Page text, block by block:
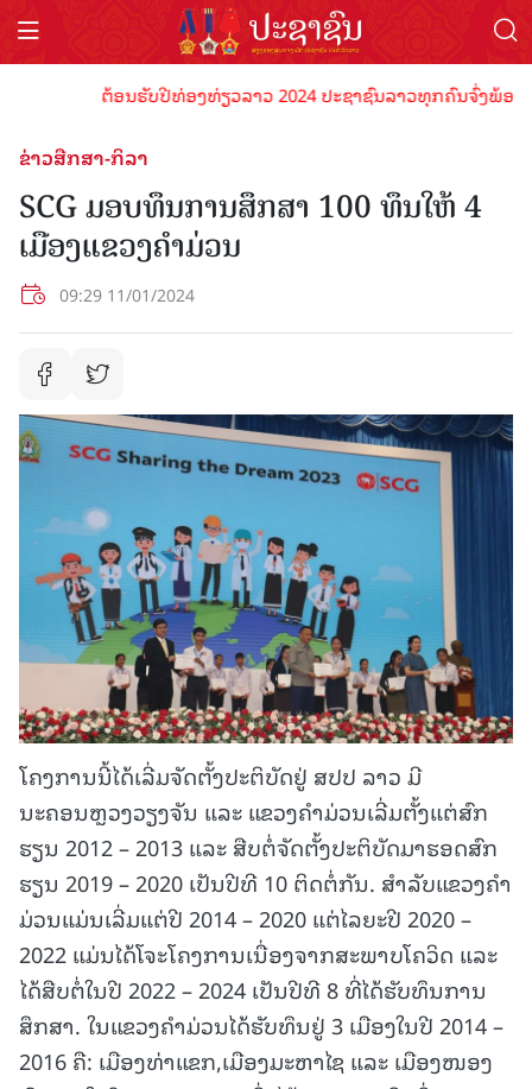
ຕ້ອນຮັບປີທ່ອງທ່ຽວລາວ 2024 ປະຊາຊົນລາວທຸກຄົນຈົ່ງພ້ອມເ
ຂ່າວສືກສາ-ກິລາ
SCG ມອບທຶນການສຶກສາ 100 ທຶນໃຫ້ 4
ເມືອງແຂວງຄໍາມ່ວນ
09:29 11/01/2024
ໂຄງການນີ້ໄດ້ເລີ່ມຈັດຕັ້ງປະຕິບັດຢູ່ ສປປ ລາວ ມີ
ນະຄອນຫຼວງວຽງຈັນ ແລະ ແຂວງຄໍາມ່ວນເລີ່ມຕັ້ງແຕ່ສົກ
ຮຽນ 2012 – 2013 ແລະ ສືບຕໍ່ຈັດຕັ້ງປະຕິບັດມາຮອດສົກ
ຮຽນ 2019 – 2020 ເປັນປີທີ 10 ຕິດຕໍ່ກັນ. ສໍາລັບແຂວງຄໍາ
ມ່ວນແມ່ນເລີ່ມແຕ່ປີ 2014 – 2020 ແຕ່ໄລຍະປີ 2020 –
2022 ແມ່ນໄດ້ໂຈະໂຄງການເນື່ອງຈາກສະພາບໂຄວິດ ແລະ
ໄດ້ສືບຕໍ່ໃນປີ 2022 – 2024 ເປັນປີທີ 8 ທີ່ໄດ້ຮັບທຶນການ
ສຶກສາ. ໃນແຂວງຄໍາມ່ວນໄດ້ຮັບທຶນຢູ່ 3 ເມືອງໃນປີ 2014 –
2016 ຄື: ເມືອງທ່າແຂກ,ເມືອງມະຫາໄຊ ແລະ ເມືອງໜອງ